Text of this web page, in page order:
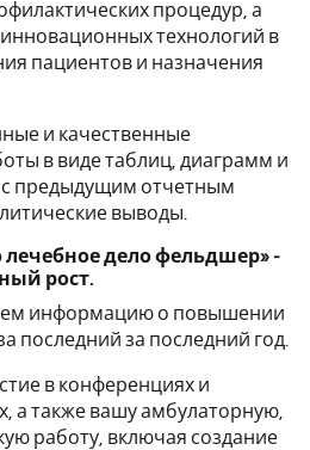
процедур, а
технологий в
пациентов и назначения
и качественные
в виде таблиц, диаграмм и
с предыдущим отчетным
выводы.
лечебное дело фельдшер» -
рост.
информацию о повышении
последний за последний год.
в конференциях и
а также вашу амбулаторную,
работу, включая создание